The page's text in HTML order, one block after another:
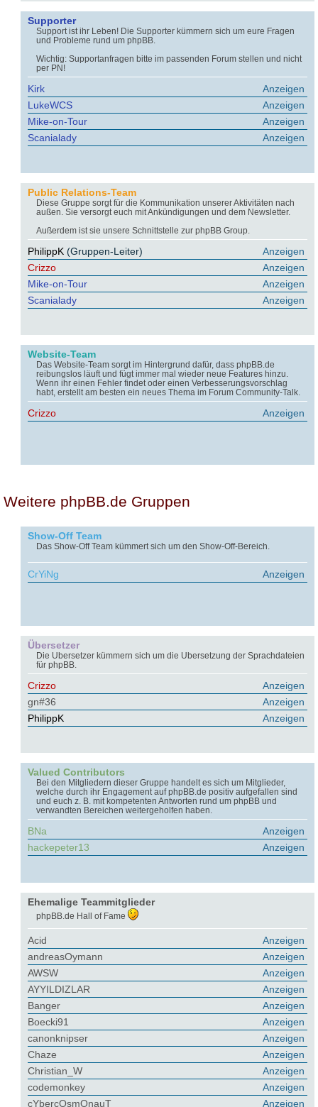
Supporter
Support ist ihr Leben! Die Supporter kümmern sich um eure Fragen
und Probleme rund um phpBB.
Wichtig: Supportanfragen bitte im passenden Forum stellen und nicht
per PN!
Anzeigen
Kirk
Anzeigen
LukeWCS
Anzeigen
Mike-on-Tour
Anzeigen
Scanialady
Public Relations-Team
Diese Gruppe sorgt für die Kommunikation unserer Aktivitäten nach
außen. Sie versorgt euch mit Ankündigungen und dem Newsletter.
Außerdem ist sie unsere Schnittstelle zur phpBB Group.
Anzeigen
PhilippK (Gruppen-Leiter)
Anzeigen
Crizzo
Anzeigen
Mike-on-Tour
Anzeigen
Scanialady
Website-Team
Das Website-Team sorgt im Hintergrund dafür, dass phpBB.de
reibungslos läuft und fügt immer mal wieder neue Features hinzu.
Wenn ihr einen Fehler findet oder einen Verbesserungsvorschlag
habt, erstellt am besten ein neues Thema im Forum Community-Talk.
Anzeigen
Crizzo
Weitere phpBB.de Gruppen
Show-Off Team
Das Show-Off Team kümmert sich um den Show-Off-Bereich.
Anzeigen
CrYiNg
Übersetzer
Die Übersetzer kümmern sich um die Übersetzung der Sprachdateien
für phpBB.
Anzeigen
Crizzo
Anzeigen
gn#36
Anzeigen
PhilippK
Valued Contributors
Bei den Mitgliedern dieser Gruppe handelt es sich um Mitglieder,
welche durch ihr Engagement auf phpBB.de positiv aufgefallen sind
und euch z. B. mit kompetenten Antworten rund um phpBB und
verwandten Bereichen weitergeholfen haben.
Anzeigen
BNa
Anzeigen
hackepeter13
Ehemalige Teammitglieder
phpBB.de Hall of Fame
Anzeigen
Acid
Anzeigen
andreasOymann
Anzeigen
AWSW
Anzeigen
AYYILDIZLAR
Anzeigen
Banger
Anzeigen
Boecki91
Anzeigen
canonknipser
Anzeigen
Chaze
Anzeigen
Christian_W
Anzeigen
codemonkey
Anzeigen
cYbercOsmOnauT